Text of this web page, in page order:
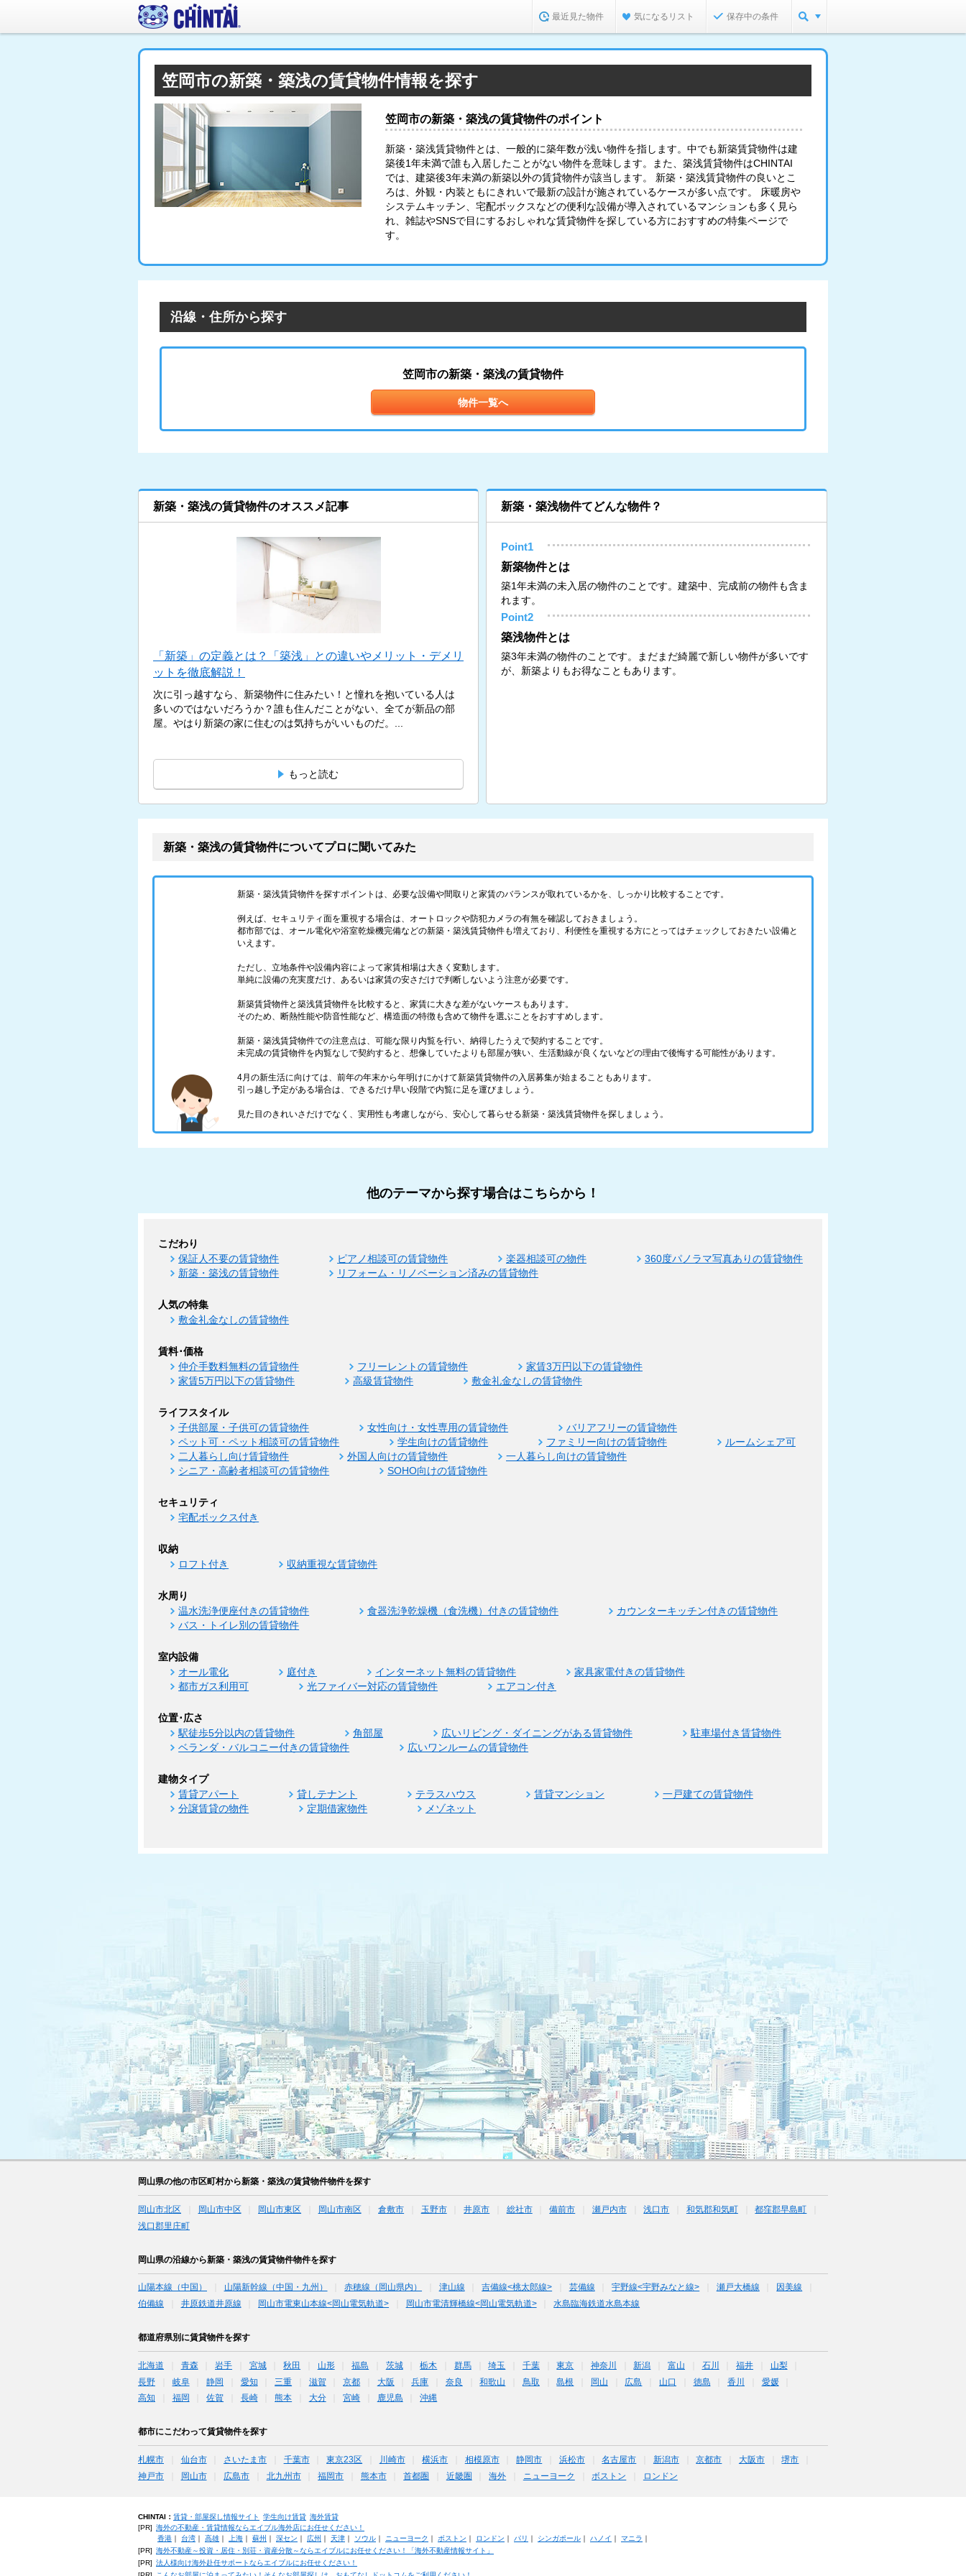
最近見た物件 気になるリスト 保存中の条件
笠岡市の新築・築浅の賃貸物件情報を探す
笠岡市の新築・築浅の賃貸物件のポイント
新築・築浅賃貸物件とは、一般的に築年数が浅い物件を指します。中でも新築賃貸物件は建
築後1年未満で誰も入居したことがない物件を意味します。また、築浅賃貸物件はCHINTAI
では、建築後3年未満の新築以外の賃貸物件が該当します。 新築・築浅賃貸物件の良いとこ
ろは、外観・内装ともにきれいで最新の設計が施されているケースが多い点です。 床暖房や
システムキッチン、宅配ボックスなどの便利な設備が導入されているマンションも多く見ら
れ、雑誌やSNSで目にするおしゃれな賃貸物件を探している方におすすめの特集ページで
す。
沿線・住所から探す
笠岡市の新築・築浅の賃貸物件
物件一覧へ
新築・築浅の賃貸物件のオススメ記事
「新築」の定義とは？「築浅」との違いやメリット・デメリ
ットを徹底解説！
次に引っ越すなら、新築物件に住みたい！と憧れを抱いている人は
多いのではないだろうか？誰も住んだことがない、全てが新品の部
屋。やはり新築の家に住むのは気持ちがいいものだ。...
もっと読む
新築・築浅物件てどんな物件？
Point1
新築物件とは
築1年未満の未入居の物件のことです。建築中、完成前の物件も含ま
れます。
Point2
築浅物件とは
築3年未満の物件のことです。まだまだ綺麗で新しい物件が多いです
が、新築よりもお得なこともあります。
新築・築浅の賃貸物件についてプロに聞いてみた
新築・築浅賃貸物件を探すポイントは、必要な設備や間取りと家賃のバランスが取れているかを、しっかり比較することです。
例えば、セキュリティ面を重視する場合は、オートロックや防犯カメラの有無を確認しておきましょう。
都市部では、オール電化や浴室乾燥機完備などの新築・築浅賃貸物件も増えており、利便性を重視する方にとってはチェックしておきたい設備と
いえます。
ただし、立地条件や設備内容によって家賃相場は大きく変動します。
単純に設備の充実度だけ、あるいは家賃の安さだけで判断しないよう注意が必要です。
新築賃貸物件と築浅賃貸物件を比較すると、家賃に大きな差がないケースもあります。
そのため、断熱性能や防音性能など、構造面の特徴も含めて物件を選ぶことをおすすめします。
新築・築浅賃貸物件での注意点は、可能な限り内覧を行い、納得したうえで契約することです。
未完成の賃貸物件を内覧なしで契約すると、想像していたよりも部屋が狭い、生活動線が良くないなどの理由で後悔する可能性があります。
4月の新生活に向けては、前年の年末から年明けにかけて新築賃貸物件の入居募集が始まることもあります。
引っ越し予定がある場合は、できるだけ早い段階で内覧に足を運びましょう。
見た目のきれいさだけでなく、実用性も考慮しながら、安心して暮らせる新築・築浅賃貸物件を探しましょう。
他のテーマから探す場合はこちらから！
こだわり
保証人不要の賃貸物件 ピアノ相談可の賃貸物件 楽器相談可の物件
360度パノラマ写真ありの賃貸物件
新築・築浅の賃貸物件
リフォーム・リノベーション済みの賃貸物件
人気の特集
敷金礼金なしの賃貸物件
賃料･価格
仲介手数料無料の賃貸物件 フリーレントの賃貸物件
家賃3万円以下の賃貸物件
家賃5万円以下の賃貸物件
高級賃貸物件 敷金礼金なしの賃貸物件
ライフスタイル
子供部屋・子供可の賃貸物件 女性向け・女性専用の賃貸物件
バリアフリーの賃貸物件
ペット可・ペット相談可の賃貸物件
学生向けの賃貸物件 ファミリー向けの賃貸物件
ルームシェア可
二人暮らし向け賃貸物件
外国人向けの賃貸物件
一人暮らし向けの賃貸物件
シニア・高齢者相談可の賃貸物件
SOHO向けの賃貸物件
セキュリティ
宅配ボックス付き
収納
ロフト付き 収納重視な賃貸物件
水周り
温水洗浄便座付きの賃貸物件 食器洗浄乾燥機（食洗機）付きの賃貸物件
カウンターキッチン付きの賃貸物件
バス・トイレ別の賃貸物件
室内設備
オール電化 庭付き インターネット無料の賃貸物件
家具家電付きの賃貸物件
都市ガス利用可
光ファイバー対応の賃貸物件 エアコン付き
位置･広さ
駅徒歩5分以内の賃貸物件 角部屋 広いリビング・ダイニングがある賃貸物件
駐車場付き賃貸物件
ベランダ・バルコニー付きの賃貸物件
広いワンルームの賃貸物件
建物タイプ
賃貸アパート 貸しテナント テラスハウス 賃貸マンション
一戸建ての賃貸物件
分譲賃貸の物件
定期借家物件 メゾネット
岡山県の他の市区町村から新築・築浅の賃貸物件物件を探す
岡山市北区 岡山市中区 岡山市東区 岡山市南区 倉敷市 玉野市 井原市 総社市 備前市 瀬戸内市 浅口市 和気郡和気町
都窪郡早島町
浅口郡里庄町
岡山県の沿線から新築・築浅の賃貸物件物件を探す
山陽本線（中国） 山陽新幹線（中国・九州） 赤穂線（岡山県内） 津山線 吉備線<桃太郎線> 芸備線 宇野線<宇野みなと線> 瀬戸大橋線
因美線
伯備線
井原鉄道井原線 岡山市電東山本線<岡山電気軌道> 岡山市電清輝橋線<岡山電気軌道> 水島臨海鉄道水島本線
都道府県別に賃貸物件を探す
北海道 青森 岩手 宮城 秋田 山形 福島 茨城 栃木 群馬 埼玉 千葉 東京 神奈川 新潟 富山 石川 福井
山梨
長野
岐阜 静岡 愛知 三重 滋賀 京都 大阪 兵庫 奈良 和歌山 鳥取 島根 岡山 広島 山口 徳島 香川
愛媛
高知
福岡 佐賀 長崎 熊本 大分 宮崎 鹿児島 沖縄
都市にこだわって賃貸物件を探す
札幌市 仙台市 さいたま市 千葉市 東京23区 川崎市 横浜市 相模原市 静岡市 浜松市 名古屋市 新潟市 京都市 大阪市
堺市
神戸市
岡山市 広島市 北九州市 福岡市 熊本市 首都圏 近畿圏 海外 ニューヨーク ボストン ロンドン
CHINTAI： 賃貸・部屋探し情報サイト 学生向け賃貸 海外賃貸
[PR] 海外の不動産・賃貸情報ならエイブル海外店にお任せください！
香港｜ 台湾｜ 高雄｜ 上海｜ 蘇州 ｜ 深セン ｜ 広州 ｜ 天津｜ ソウル｜ ニューヨーク ｜ ボストン ｜ ロンドン ｜ パリ ｜ シンガポール｜ ハノイ ｜ マニラ ｜
[PR] 海外不動産～投資・居住・別荘・資産分散～ならエイブルにお任せください！「海外不動産情報サイト」
[PR] 法人様向け海外赴任サポートならエイブルにお任せください！